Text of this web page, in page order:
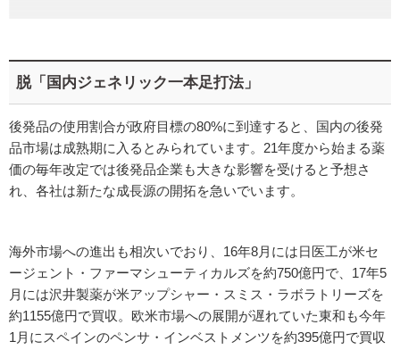
脱「国内ジェネリック一本足打法」
後発品の使用割合が政府目標の80%に到達すると、国内の後発
品市場は成熟期に入るとみられています。21年度から始まる薬
価の毎年改定では後発品企業も大きな影響を受けると予想さ
れ、各社は新たな成長源の開拓を急いでいます。
海外市場への進出も相次いでおり、16年8月には日医工が米セ
ージェント・ファーマシューティカルズを約750億円で、17年5
月には沢井製薬が米アップシャー・スミス・ラボラトリーズを
約1155億円で買収。欧米市場への展開が遅れていた東和も今年
1月にスペインのペンサ・インベストメンツを約395億円で買収